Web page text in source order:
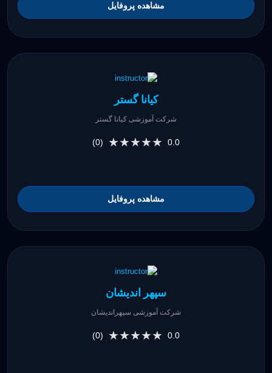
مشاهده پروفایل
کیانا گستر
شرکت آموزشی کیانا گستر
0.0
★★★★★
★★★★★
(0)
مشاهده پروفایل
سپهر اندیشان
شرکت آموزشی سپهراندیشان
0.0
★★★★★
★★★★★
(0)